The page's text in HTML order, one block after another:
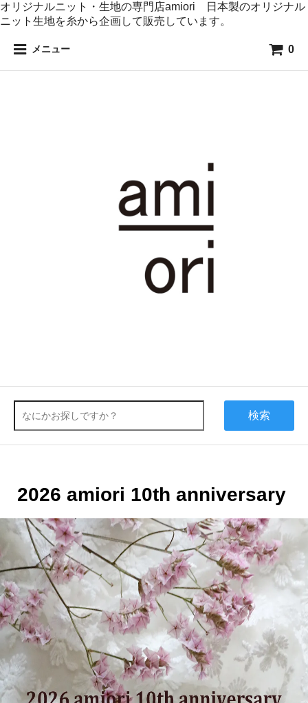
オリジナルニット・生地の専門店amiori 日本製のオリジナル
ニット生地を糸から企画して販売しています。
メニュー 0
検索
2026 amiori 10th anniversary